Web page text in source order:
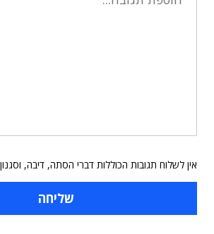
אין לשלוח תגובות הכוללות דברי הסתה, דיבה,